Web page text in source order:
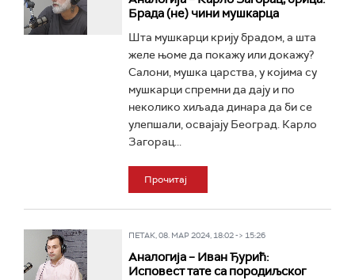
Брада (не) чини мушкарца
Шта мушкарци крију брадом, а шта
желе њоме да покажу или докажу?
Салони, мушка царства, у којима су
мушкарци спремни да дају и по
неколико хиљада динара да би се
улепшали, освајају Београд. Карло
Загорац...
Прочитај
ПЕТАК, 08. МАР 2024, 18:02 -> 15:26
Аналогија – Иван Ђурић:
Исповест тате са породиљског